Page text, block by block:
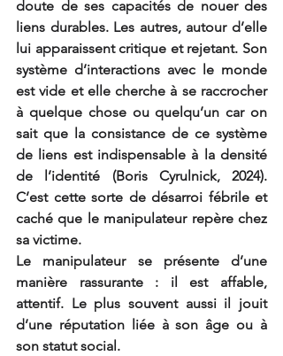
doute de ses capacités de nouer des
liens durables. Les autres, autour d’elle
lui apparaissent critique et rejetant. Son
système d’interactions avec le monde
est vide et elle cherche à se raccrocher
à quelque chose ou quelqu’un car on
sait que la consistance de ce système
de liens est indispensable à la densité
de l’identité (Boris Cyrulnick, 2024).
C’est cette sorte de désarroi fébrile et
caché que le manipulateur repère chez
sa victime.
Le manipulateur se présente d’une
manière rassurante : il est affable,
attentif. Le plus souvent aussi il jouit
d’une réputation liée à son âge ou à
son statut social.